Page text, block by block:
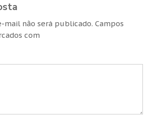
mail não será publicado. Campos
com